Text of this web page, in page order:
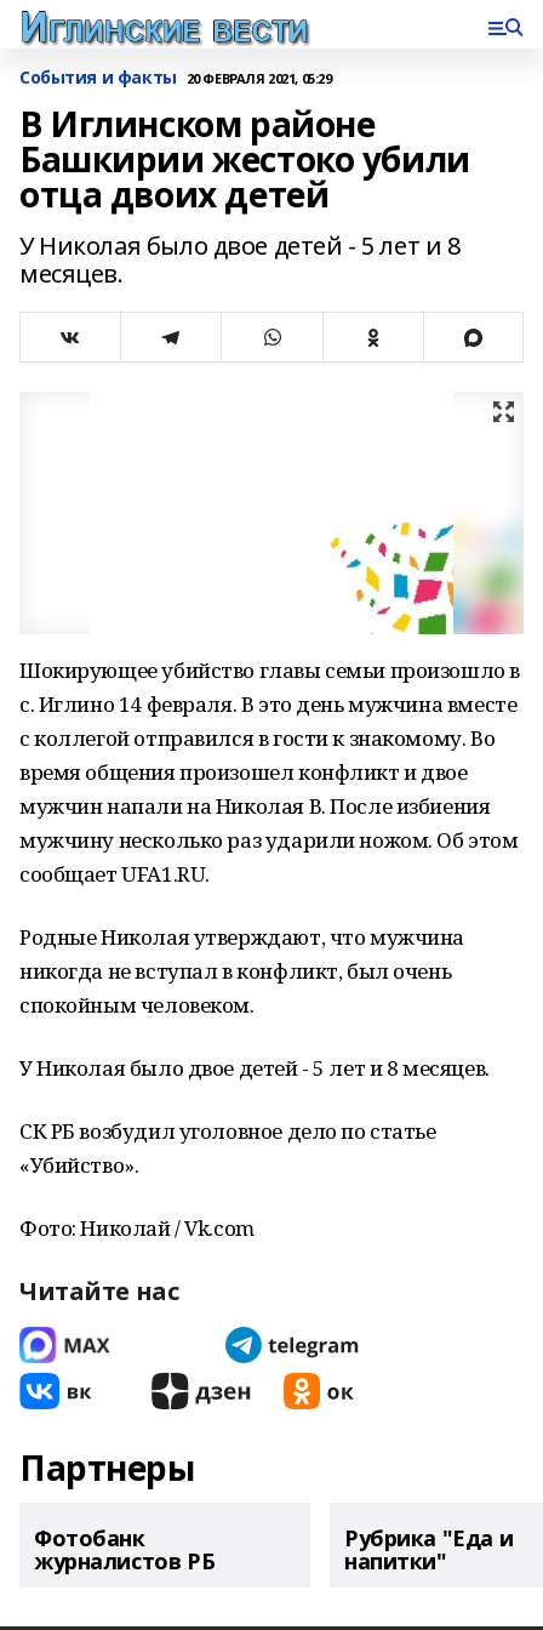
События и факты 20 ФЕВРАЛЯ 2021, 05:29
В Иглинском районе
Башкирии жестоко убили
отца двоих детей
У Николая было двое детей - 5 лет и 8
месяцев.
Шокирующее убийство главы семьи произошло в
с. Иглино 14 февраля. В это день мужчина вместе
с коллегой отправился в гости к знакомому. Во
время общения произошел конфликт и двое
мужчин напали на Николая В. После избиения
мужчину несколько раз ударили ножом. Об этом
сообщает UFA1.RU.
Родные Николая утверждают, что мужчина
никогда не вступал в конфликт, был очень
спокойным человеком.
У Николая было двое детей - 5 лет и 8 месяцев.
СК РБ возбудил уголовное дело по статье
«Убийство».
Фото: Николай / Vk.com
Читайте нас
Партнеры
Фотобанк
журналистов РБ
Рубрика "Еда и
напитки"